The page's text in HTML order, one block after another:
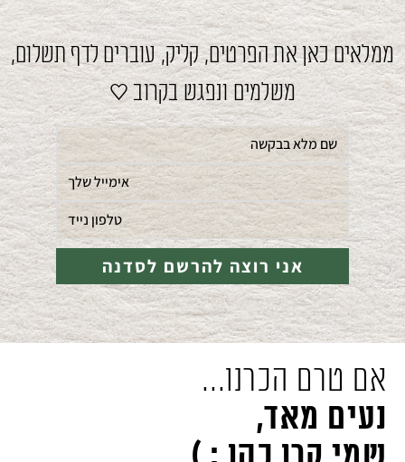
ממלאים כאן את הפרטים, קליק, עוברים לדף תשלום,
משלמים ונפגש בקרוב ♥
אם טרם הכרנו...
נעים מאד,